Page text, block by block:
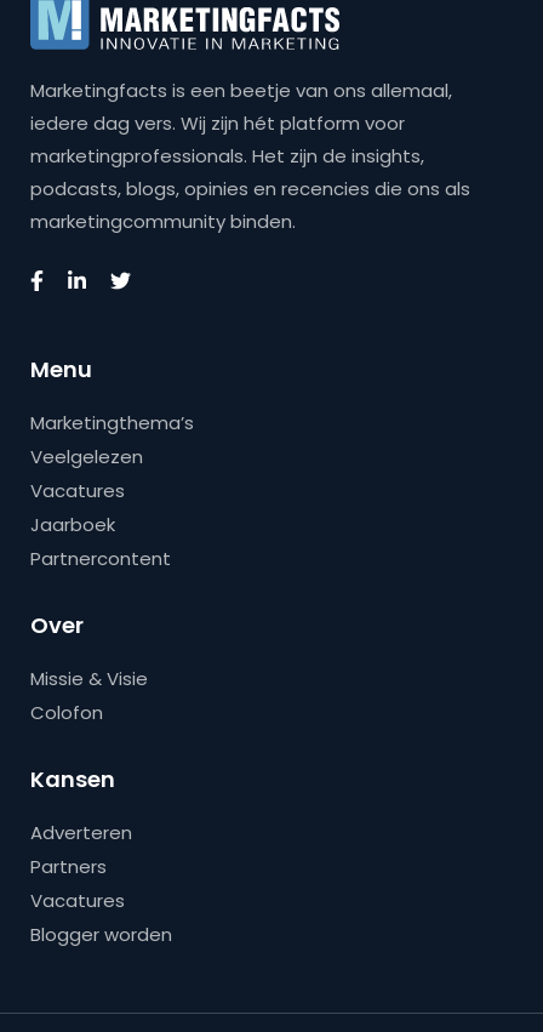
Marketingfacts is een beetje van ons allemaal,
iedere dag vers. Wij zijn hét platform voor
marketingprofessionals. Het zijn de insights,
podcasts, blogs, opinies en recencies die ons als
marketingcommunity binden.
Menu
Marketingthema’s
Veelgelezen
Vacatures
Jaarboek
Partnercontent
Over
Missie & Visie
Colofon
Kansen
Adverteren
Partners
Vacatures
Blogger worden